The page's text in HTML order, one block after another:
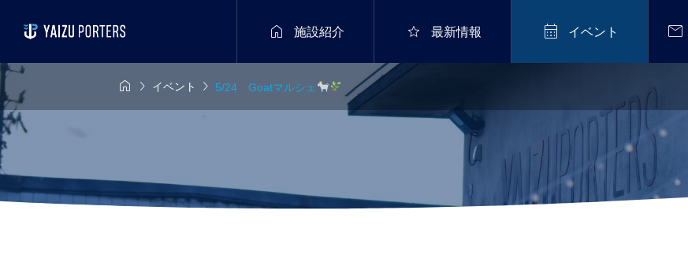
 施設紹介  最新情報  イベント 
  イベント  5/24 Goatマルシェ